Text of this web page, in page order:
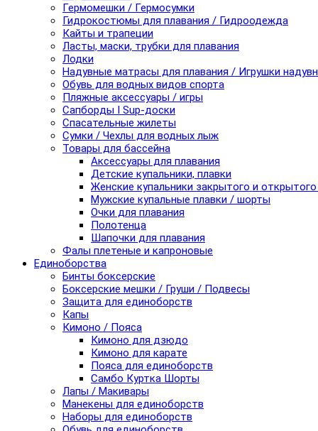
Гермомешки / Гермосумки
Гидрокостюмы для плавания / Гидроодежда
Кайты и трапеции
Ласты, маски, трубки для плавания
Лодки
Надувные матрасы для плавания / Игрушки
Обувь для водных видов спорта
Пляжные аксессуары / игры
Сапборды I Sup-доски
Спасательные жилеты
Сумки / Чехлы для водных лыж
Товары для бассейна
Аксессуары для плавания
Детские купальники, плавки
Женские купальники закрытого и
Мужские купальные плавки / шорты
Очки для плавания
Полотенца
Шапочки для плавания
Фалы плетеные и капроновые
Единоборства
Бинты боксерские
Боксерские мешки / Груши / Подвесы
Защита для единоборств
Капы
Кимоно / Пояса
Кимоно для дзюдо
Кимоно для карате
Пояса для единоборств
Самбо Куртка Шорты
Лапы / Макивары
Манекены для единоборств
Наборы для единоборств